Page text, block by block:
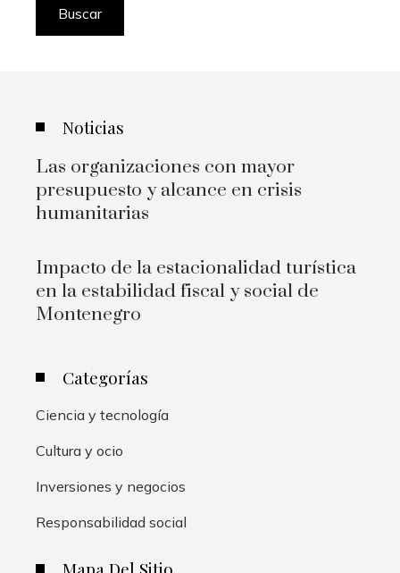
Noticias
Las organizaciones con mayor
presupuesto y alcance en crisis
humanitarias
Impacto de la estacionalidad turística
en la estabilidad fiscal y social de
Montenegro
Categorías
Ciencia y tecnología
Cultura y ocio
Inversiones y negocios
Responsabilidad social